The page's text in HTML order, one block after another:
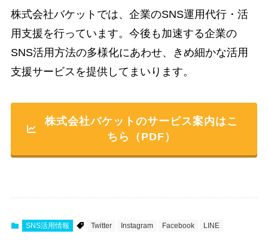
株式会社バケットでは、企業のSNS運用代行・活
用支援を行っています。今後も加速する企業の
SNS活用方法の多様化にあわせ、きめ細かな活用
支援サービスを提供してまいります。
株式会社バケットのサービス案内はこ
ちら（PDF）
SNS活用情報 Twitter Instagram Facebook LINE